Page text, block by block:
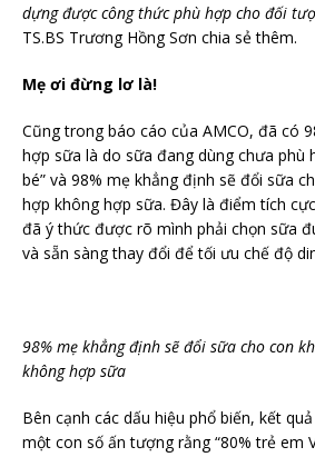
dựng được công thức phù hợp cho đối
TS.BS Trương Hồng Sơn chia sẻ thêm.
Mẹ ơi đừng lơ là!
Cũng trong báo cáo của AMCO, đã có
hợp sữa là do sữa đang dùng chưa phù
bé” và 98% mẹ khẳng định sẽ đổi sữa
hợp không hợp sữa. Đây là điểm tích
đã ý thức được rõ mình phải chọn sữa
và sẵn sàng thay đổi để tối ưu chế độ
98% mẹ khẳng định sẽ đổi sữa cho con
không hợp sữa
Bên cạnh các dấu hiệu phổ biến, kết
một con số ấn tượng rằng “80% trẻ em